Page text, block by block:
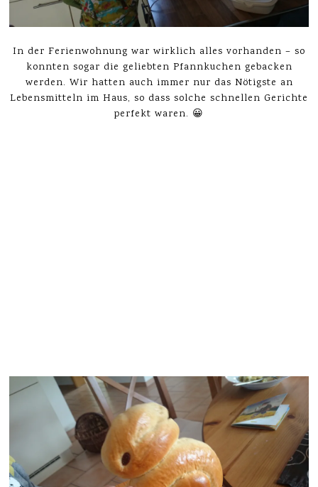
In der Ferienwohnung war wirklich alles vorhanden – so
konnten sogar die geliebten Pfannkuchen gebacken
werden. Wir hatten auch immer nur das Nötigste an
Lebensmitteln im Haus, so dass solche schnellen Gerichte
perfekt waren. 😀